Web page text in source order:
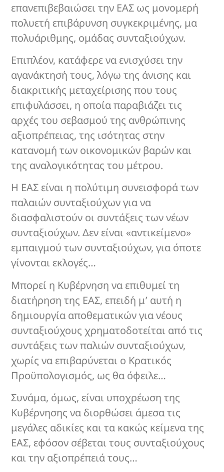
επανεπιβεβαιώσει την ΕΑΣ ως μονομερή
πολυετή επιβάρυνση συγκεκριμένης, μα
πολυάριθμης, ομάδας συνταξιούχων.
Επιπλέον, κατάφερε να ενισχύσει την
αγανάκτησή τους, λόγω της άνισης και
διακριτικής μεταχείρισης που τους
επιφυλάσσει, η οποία παραβιάζει τις
αρχές του σεβασμού της ανθρώπινης
αξιοπρέπειας, της ισότητας στην
κατανομή των οικονομικών βαρών και
της αναλογικότητας του μέτρου.
Η ΕΑΣ είναι η πολύτιμη συνεισφορά των
παλαιών συνταξιούχων για να
διασφαλιστούν οι συντάξεις των νέων
συνταξιούχων. Δεν είναι «αντικείμενο»
εμπαιγμού των συνταξιούχων, για όποτε
γίνονται εκλογές…
Μπορεί η Κυβέρνηση να επιθυμεί τη
διατήρηση της ΕΑΣ, επειδή μ’ αυτή η
δημιουργία αποθεματικών για νέους
συνταξιούχους χρηματοδοτείται από τις
συντάξεις των παλιών συνταξιούχων,
χωρίς να επιβαρύνεται ο Κρατικός
Προϋπολογισμός, ως θα όφειλε…
Συνάμα, όμως, είναι υποχρέωση της
Κυβέρνησης να διορθώσει άμεσα τις
μεγάλες αδικίες και τα κακώς κείμενα της
ΕΑΣ, εφόσον σέβεται τους συνταξιούχους
και την αξιοπρέπειά τους…